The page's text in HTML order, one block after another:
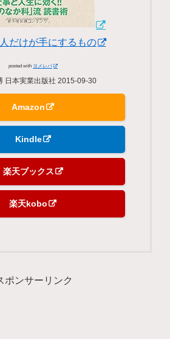
だけが手にするもの
posted with ヨメレバ
日本実業出版社 2015-09-30
Amazon
Kindle
楽天ブックス
楽天kobo
ポンサーリンク